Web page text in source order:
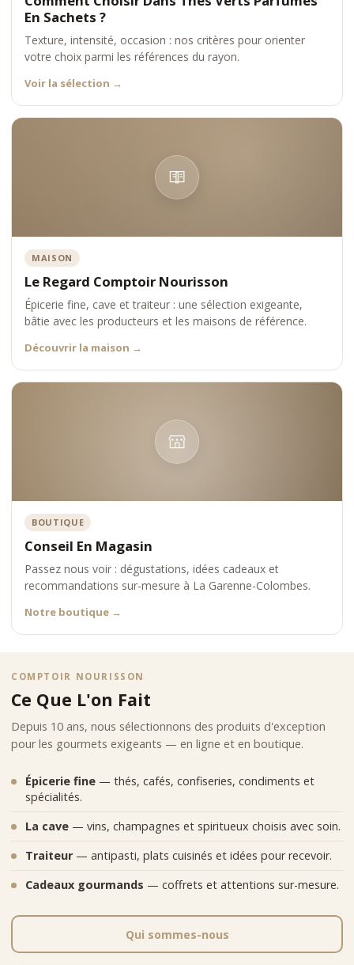
Comptoir Nourisson sélectionne les thés verts parfumés en
sachets selon des critères exigeants :
qualité des feuilles
équilibre des arômes
réputation des maisons
Chaque référence est choisie pour offrir une expérience
Positionnement Comptoir Nourisson
Comptoir Nourisson s’impose comme une référence dans
l’univers des thés verts parfumés en sachets premium, en
En Sachets ?
Texture, intensité, occasion : nos critères pour orienter
votre choix parmi les références du rayon.
Voir la sélection →
MAISON
Le Regard Comptoir Nourisson
Épicerie fine, cave et traiteur : une sélection exigeante,
bâtie avec les producteurs et les maisons de référence.
Découvrir la maison →
BOUTIQUE
Conseil En Magasin
Passez nous voir : dégustations, idées cadeaux et
recommandations sur-mesure à La Garenne-Colombes.
Notre boutique →
COMPTOIR NOURISSON
Ce Que L'on Fait
Depuis 10 ans, nous sélectionnons des produits d'exception
pour les gourmets exigeants — en ligne et en boutique.
Épicerie fine — thés, cafés, confiseries, condiments et
spécialités.
La cave — vins, champagnes et spiritueux choisis avec soin.
Traiteur — antipasti, plats cuisinés et idées pour recevoir.
Cadeaux gourmands — coffrets et attentions sur-mesure.
Qui sommes-nous